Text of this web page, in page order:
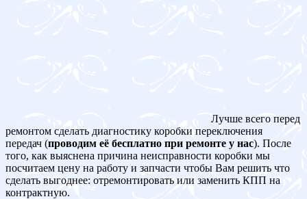
Лучше всего перед
ремонтом сделать диагностику коробки переключения
передач (проводим её бесплатно при ремонте у нас). После
того, как выяснена причина неисправности коробки мы
посчитаем цену на работу и запчасти чтобы Вам решить что
сделать выгоднее: отремонтировать или заменить КПП на
контрактную.